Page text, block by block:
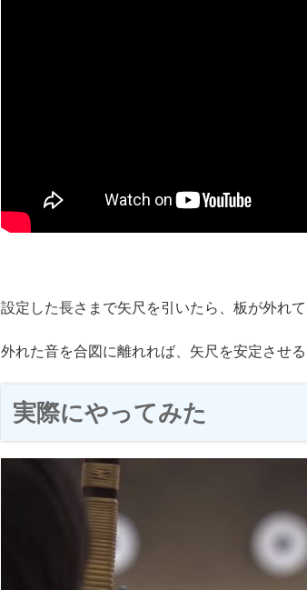
設定した長さまで矢尺を引いたら、板が外れて
外れた音を合図に離れれば、矢尺を安定させる
実際にやってみた